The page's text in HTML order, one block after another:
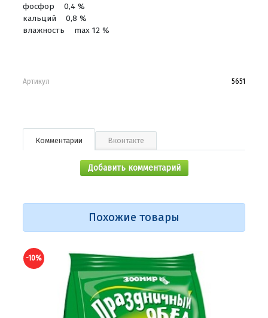
фосфор 0,4 %
кальций 0,8 %
влажность max 12 %
Артикул 5651
Комментарии Вконтакте
Добавить комментарий
Похожие товары
-10%